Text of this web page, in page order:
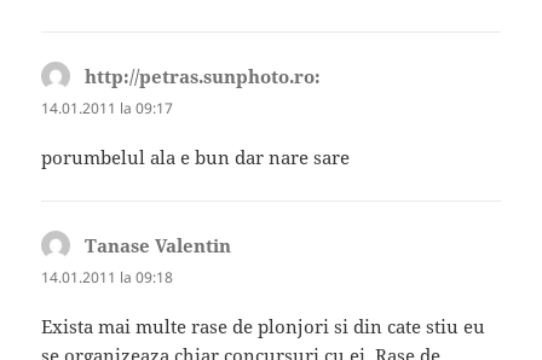
http://petras.sunphoto.ro:
14.01.2011 la 09:17
porumbelul ala e bun dar nare sare
Tanase Valentin
14.01.2011 la 09:18
Exista mai multe rase de plonjori si din cate stiu eu